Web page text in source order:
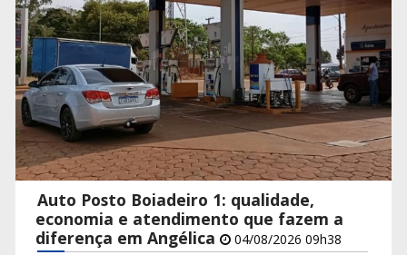
Auto Posto Boiadeiro 1: qualidade,
economia e atendimento que fazem a
diferença em Angélica
04/08/2026 09h38